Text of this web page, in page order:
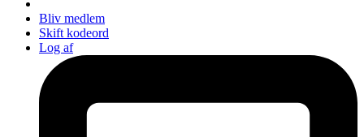
Bliv medlem
Skift kodeord
Log af